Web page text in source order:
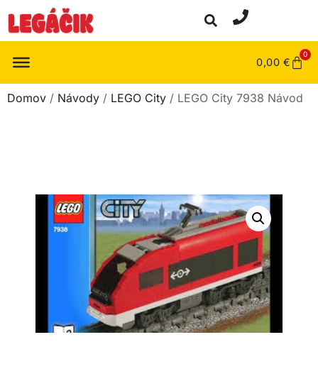
0,00 €
0
Domov / Návody / LEGO City / LEGO City 7938 Návod